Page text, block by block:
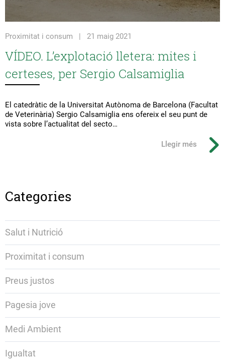
Proximitat i consum | 21 maig 2021
VÍDEO. L’explotació lletera: mites i
certeses, per Sergio Calsamiglia
El catedràtic de la Universitat Autònoma de Barcelona (Facultat
de Veterinària) Sergio Calsamiglia ens ofereix el seu punt de
vista sobre l’actualitat del secto…
Llegir més
Categories
Salut i Nutrició
Proximitat i consum
Preus justos
Pagesia jove
Medi Ambient
Igualtat